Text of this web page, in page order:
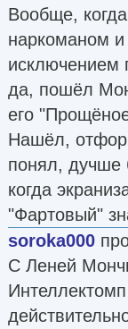
Вообще,
наркоманом
исключением
да, пошёл
его
Нашёл,
понял, дучше
когда
"Фартовый"
soroka000
С Леней